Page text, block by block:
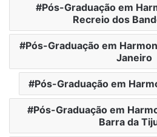
Pós-Graduação em
Recreio dos
Pós-Graduação em
Janeiro
Pós-Graduação em
Pós-Graduação em
Barra da